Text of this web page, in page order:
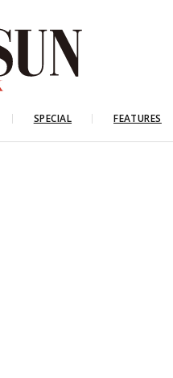
SPECIAL FEATURES